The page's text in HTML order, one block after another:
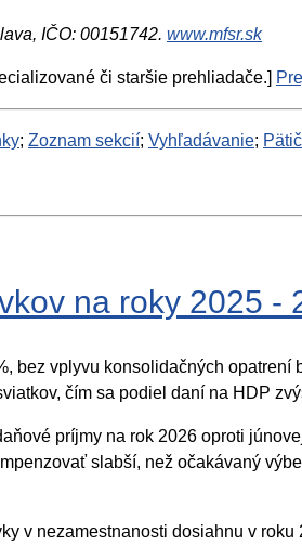
IČO: 00151742. www.mfsr.sk
či staršie prehliadače.]
; Zoznam sekcií; Vyhľadávanie;
na roky 2025 -
bez vplyvu konsolidačných
čím sa podiel daní na HDP
príjmy na rok 2026 oproti
slabší, než očakávaný
v nezamestnanosti dosiahnu v